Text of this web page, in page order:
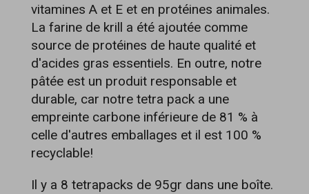
vitamines A et E et en protéines animales.
La farine de krill a été ajoutée comme
source de protéines de haute qualité et
d'acides gras essentiels. En outre, notre
pâtée est un produit responsable et
durable, car notre tetra pack a une
empreinte carbone inférieure de 81 % à
celle d'autres emballages et il est 100 %
recyclable!
Il y a 8 tetrapacks de 95gr dans une boîte.